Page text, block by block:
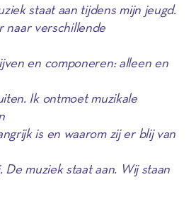
staat aan tijdens mijn jeugd.
naar verschillende
en componeren: alleen en
Ik ontmoet muzikale
is en waarom zij er blij van
De muziek staat aan. Wij staan